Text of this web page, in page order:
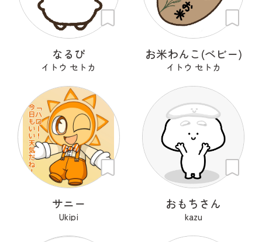
なるぴ
イトウ セトカ
お米わんこ(ベビー)
イトウ セトカ
サニー
Ukipi
おもちさん
kazu